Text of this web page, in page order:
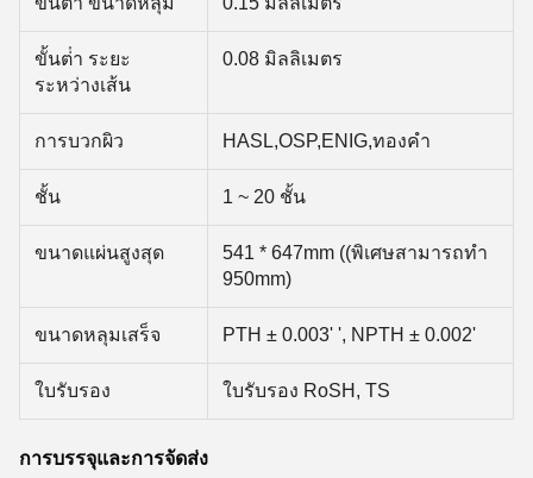
ขั้นต่ํา ระยะ
ระหว่างเส้น
0.08 มิลลิเมตร
การบวกผิว HASL,OSP,ENIG,ทองคํา
ชั้น 1 ~ 20 ชั้น
ขนาดแผ่นสูงสุด
541 * 647mm ((พิเศษสามารถทํา
950mm)
ขนาดหลุมเสร็จ PTH ± 0.003' ', NPTH ± 0.002'
ใบรับรอง ใบรับรอง RoSH, TS
การบรรจุและการจัดส่ง